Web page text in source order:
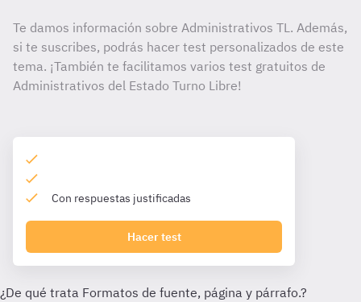
Te damos información sobre Administrativos TL. Además,
si te suscribes, podrás hacer test personalizados de este
tema. ¡También te facilitamos varios test gratuitos de
Administrativos del Estado Turno Libre!
Con respuestas justificadas
Hacer test